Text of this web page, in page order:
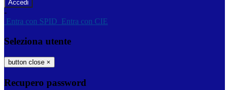
-
Entra con SPID Entra con CIE
Seleziona utente
button close ×
Recupero password